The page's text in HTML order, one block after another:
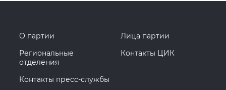
О партии
Лица партии
Региональные
отделения
Контакты ЦИК
Контакты пресс-службы